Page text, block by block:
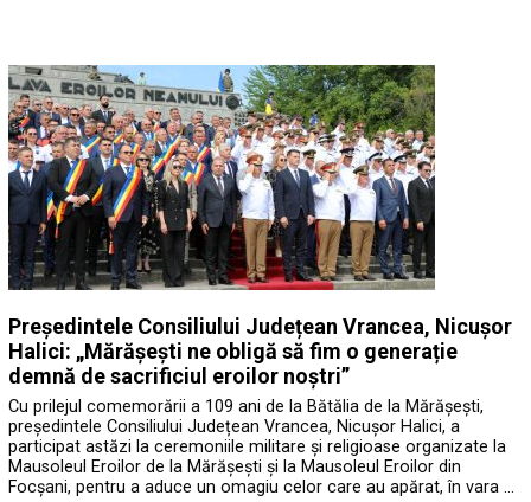
Președintele Consiliului Județean Vrancea, Nicușor
Halici: „Mărășești ne obligă să fim o generație
demnă de sacrificiul eroilor noștri”
Cu prilejul comemorării a 109 ani de la Bătălia de la Mărășești,
președintele Consiliului Județean Vrancea, Nicușor Halici, a
participat astăzi la ceremoniile militare și religioase organizate la
Mausoleul Eroilor de la Mărășești și la Mausoleul Eroilor din
Focșani, pentru a aduce un omagiu celor care au apărat, în vara …